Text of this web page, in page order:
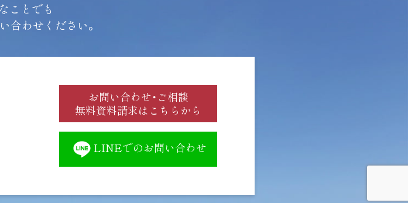
ことでも
合わせください。
お問い合わせ・ご相談
無料資料請求はこちらから
LINEでのお問い合わせ